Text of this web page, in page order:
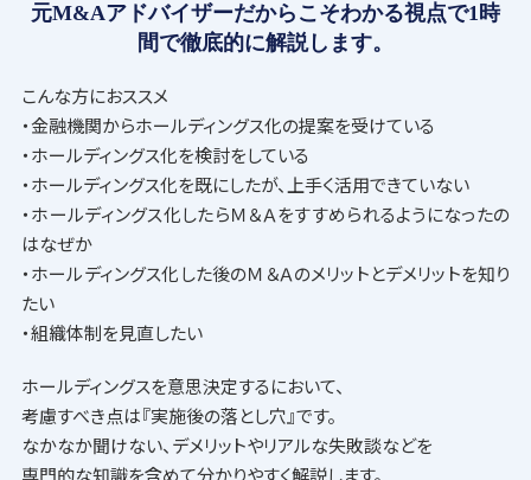
元M&Aアドバイザーだからこそわかる視点で1時
間で徹底的に解説します。
こんな方におススメ
・金融機関からホールディングス化の提案を受けている
・ホールディングス化を検討をしている
・ホールディングス化を既にしたが、上手く活用できていない
・ホールディングス化したらＭ＆Ａをすすめられるようになったの
はなぜか
・ホールディングス化した後のＭ＆Ａのメリットとデメリットを知り
たい
・組織体制を見直したい
ホールディングスを意思決定するにおいて、
考慮すべき点は『実施後の落とし穴』です。
なかなか聞けない、デメリットやリアルな失敗談などを
専門的な知識を含めて分かりやすく解説します。